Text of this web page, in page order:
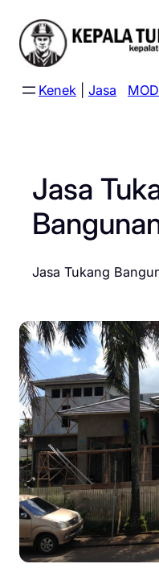
content
Kenek Jasa
Jasa
Jasa Tukang